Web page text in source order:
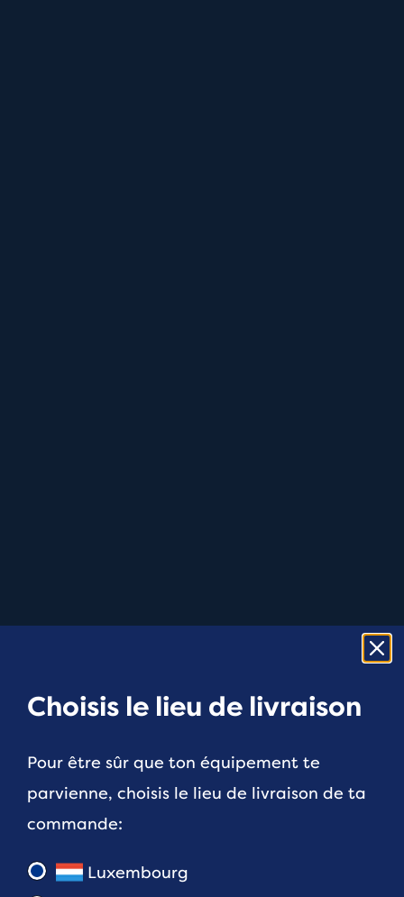
Choisis le lieu de livraison
Pour être sûr que ton équipement te
parvienne, choisis le lieu de livraison de ta
commande:
Luxembourg